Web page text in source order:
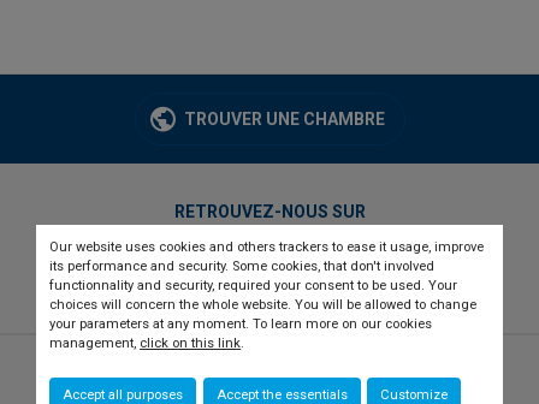
Our website uses cookies and others trackers to ease it usage, improve
its performance and security. Some cookies, that don't involved
functionnality and security, required your consent to be used. Your
choices will concern the whole website. You will be allowed to change
your parameters at any moment. To learn more on our cookies
management, click on this link.
Accept all purposes Accept the essentials Customize
TROUVER UNE CHAMBRE
RETROUVEZ-NOUS SUR
twitterlinkedinyoutube